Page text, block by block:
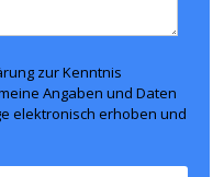
zur Kenntnis
Angaben und Daten
elektronisch erhoben und